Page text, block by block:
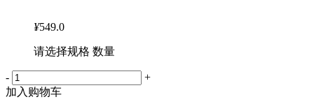
¥549.0
请选择规格 数量
-
+
加入购物车